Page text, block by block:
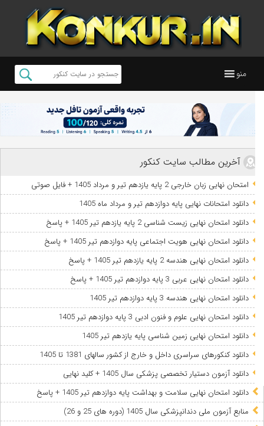
منو
آخرین مطالب سایت کنکور
امتحان نهایی زبان خارجی 2 پایه یازدهم تیر و مرداد 1405 + فایل صوتی
دانلود امتحانات نهایی پایه دوازدهم تیر و مرداد ماه 1405
دانلود امتحان نهایی زیست شناسی 2 پایه یازدهم تیر 1405 + پاسخ
دانلود امتحان نهایی هویت اجتماعی پایه دوازدهم تیر 1405 + پاسخ
دانلود امتحان نهایی هندسه 2 پایه یازدهم تیر 1405 + پاسخ
دانلود امتحان نهایی عربی 3 پایه دوازدهم تیر 1405 + پاسخ
دانلود امتحان نهایی هندسه 3 پایه دوازدهم تیر 1405
دانلود امتحان نهایی علوم و فنون ادبی 3 پایه دوازدهم تیر 1405
دانلود امتحان نهایی زمین شناسی پایه یازدهم تیر 1405
دانلود کنکورهای سراسری داخل و خارج از کشور سالهای 1381 تا 1405
دانلود آزمون دستیار تخصصی پزشکی سال 1405 + کلید نهایی
دانلود امتحان نهایی سلامت و بهداشت پایه دوازدهم تیر 1405 + پاسخ
ﻣﻨﺎﺑﻊ آزﻣﻮن ﻣﻠﯽ دندانپزشکی سال 1405 (دوره های 25 و 26)